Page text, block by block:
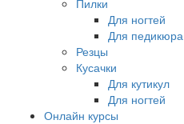
Пилки
Для ногтей
Для педикюра
Резцы
Кусачки
Для кутикул
Для ногтей
Онлайн курсы